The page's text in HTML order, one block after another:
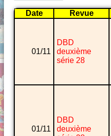
Date Revue
01/11
DBD
deuxième
série 28
01/11
DBD
deuxième